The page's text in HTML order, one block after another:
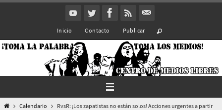
Inicio Contacto Publicar
InicioCalendario
RvsR: ¡Los zapatistas no están solos! Acciones urgentes a partir